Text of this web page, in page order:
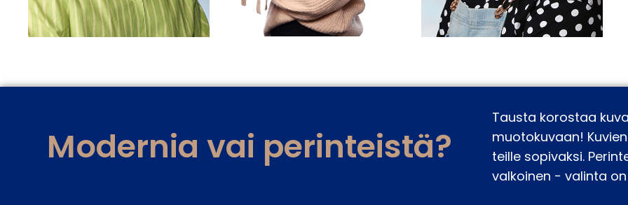
Modernia vai perinteistä?
Tausta korostaa
muotokuvaan!
teille sopivaksi.
valkoinen − valinta